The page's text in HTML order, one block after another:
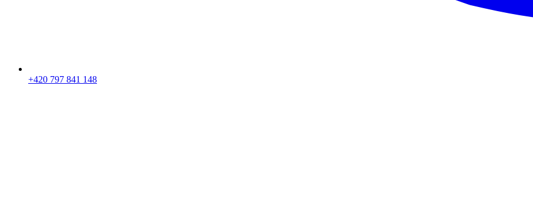
+420 797 841 148